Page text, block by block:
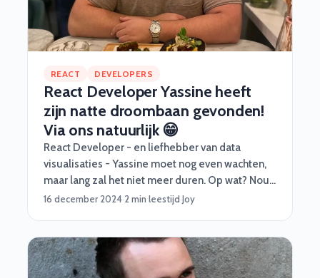
REACT DEVELOPERS
React Developer Yassine heeft
zijn natte droombaan gevonden!
Via ons natuurlijk 😁
React Developer - en liefhebber van data
visualisaties - Yassine moet nog even wachten,
maar lang zal het niet meer duren. Op wat? Nou,
dé baan van zijn leven! Waar en waarvoor mogen
En daar hebben wij hem aan geholpen door slim
te matchen!
16 december 2024·2 min leestijd·Joy